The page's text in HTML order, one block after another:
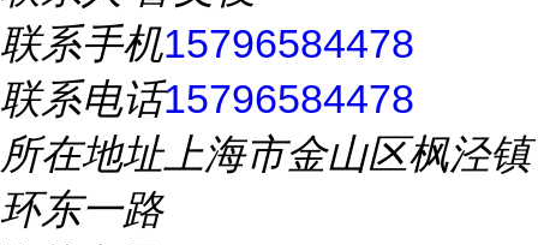
联系手机15796584478
联系电话15796584478
所在地址上海市金山区枫泾镇
环东一路